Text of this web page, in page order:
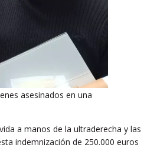
asesinados en una
a manos de la ultraderecha y las
indemnización de 250.000 euros